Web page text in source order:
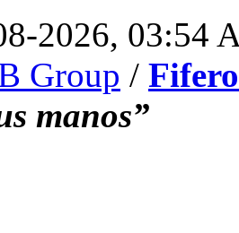
2026, 03:54
Group /
manos”